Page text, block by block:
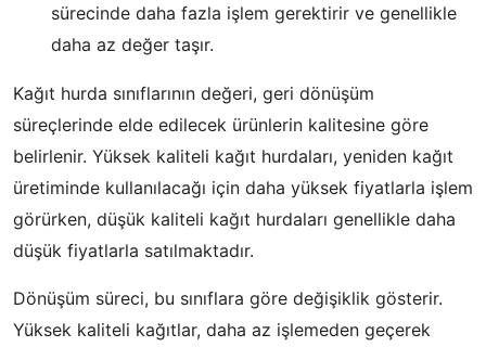
sürecinde daha fazla işlem gerektirir ve genellikle
daha az değer taşır.
Kağıt hurda sınıflarının değeri, geri dönüşüm
süreçlerinde elde edilecek ürünlerin kalitesine göre
belirlenir. Yüksek kaliteli kağıt hurdaları, yeniden kağıt
üretiminde kullanılacağı için daha yüksek fiyatlarla işlem
görürken, düşük kaliteli kağıt hurdaları genellikle daha
düşük fiyatlarla satılmaktadır.
Dönüşüm süreci, bu sınıflara göre değişiklik gösterir.
Yüksek kaliteli kağıtlar, daha az işlemeden geçerek